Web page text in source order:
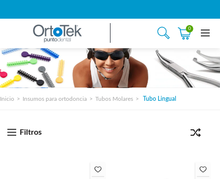
0
Inicio Insumos para ortodoncia Tubos Molares Tubo Lingual
Filtros